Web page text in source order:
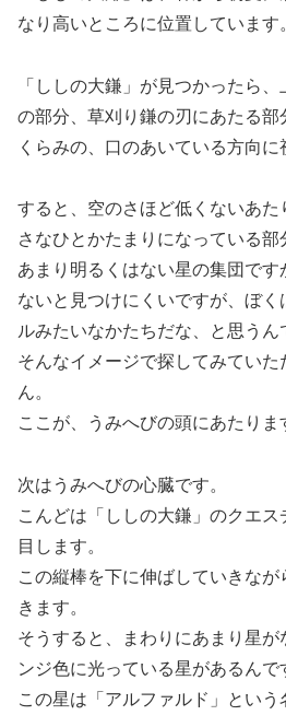
なり高いところに位置しています
「ししの大鎌」が見つかったら
の部分、草刈り鎌の刃にあたる
くらみの、口のあいている方向に
すると、空のさほど低くないあ
さなひとかたまりになっている部
あまり明るくはない星の集団で
ないと見つけにくいですが、ぼ
ルみたいなかたちだな、と思うん
そんなイメージで探してみてい
ん。
ここが、うみへびの頭にあたりま
次はうみへびの心臓です。
こんどは「ししの大鎌」のクエ
目します。
この縦棒を下に伸ばしていきな
きます。
そうすると、まわりにあまり星
ンジ色に光っている星があるんで
この星は「アルファルド」という